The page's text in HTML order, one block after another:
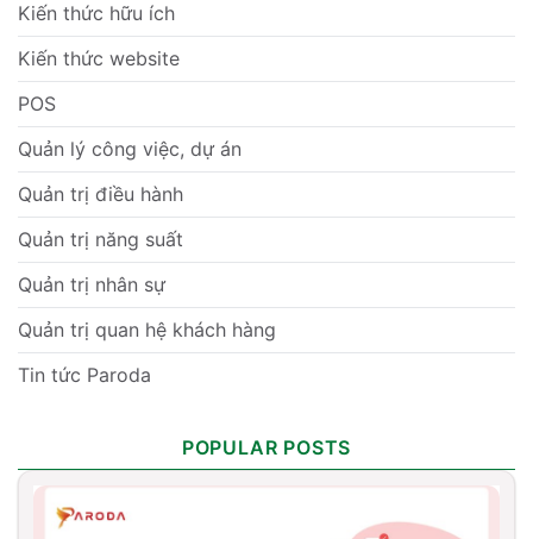
Kiến thức hữu ích
Kiến thức website
POS
Quản lý công việc, dự án
Quản trị điều hành
Quản trị năng suất
Quản trị nhân sự
Quản trị quan hệ khách hàng
Tin tức Paroda
POPULAR POSTS